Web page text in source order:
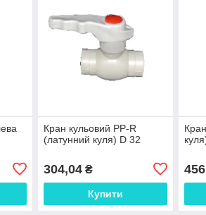
Кран кульовий PP-R
(латунний куля) D 32
304,04₴
Купити